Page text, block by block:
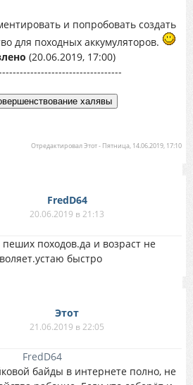
и попробовать создать
для походных аккумуляторов.
(20.06.2019, 17:00)
ОтредактировалЭтот- Пятница, 14.06.2019, 17:10
FredD64
20.06.2019 в 21:13
походов.да и возраст не
быстро
Этот
21.06.2019 в 22:05
FredD64
байды в интернете полно, не